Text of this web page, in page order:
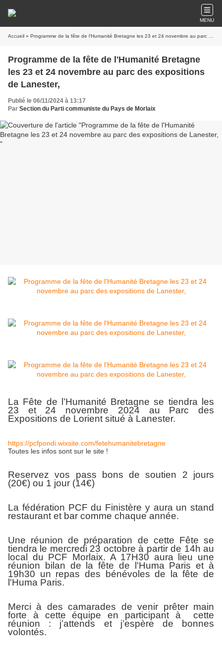
MENU
Accueil » Programme de la fête de l'Humanité Bretagne les 23 et 24 novembre au parc des expositions de Lanester,
Programme de la fête de l'Humanité Bretagne
les 23 et 24 novembre au parc des expositions
de Lanester,
Publié le 06/11/2024 à 13:17
Par Section du Parti communiste du Pays de Morlaix
La Fête de l’Humanité Bretagne se tiendra les
23 et 24 novembre 2024 au Parc des
Expositions de Lorient situé à Lanester.
https://pcfpondi.wixsite.com/fetehumanitebretagne
Toutes les infos sont sur le site !
Reservez vos pass bons de soutien 2 jours
(20€) ou 1 jour (14€)
La fédération PCF du Finistère y aura un stand
restaurant et bar comme chaque année.
Une réunion de préparation de cette Fête se
tiendra le mercredi 23 octobre à partir de 14h au
local du PCF Morlaix. A 17H30 aura lieu une
réunion bilan de la fête de l'Huma Paris et à
19h30 un repas des bénévoles de la fête de
l'Huma Paris.
Merci à des camarades de venir prêter main
forte à cette équipe en participant à cette
réunion : j’attends et j’espère de bonnes
volontés.